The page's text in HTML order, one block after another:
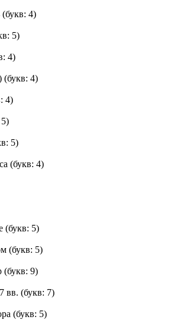
(букв: 4)
5)
4)
(букв: 4)
4)
5)
(букв: 4)
(букв: 5)
(букв: 5)
(букв: 9)
вв. (букв: 7)
(букв: 5)